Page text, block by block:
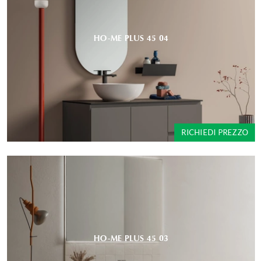
HO-ME PLUS 45 04
RICHIEDI PREZZO
HO-ME PLUS 45 03